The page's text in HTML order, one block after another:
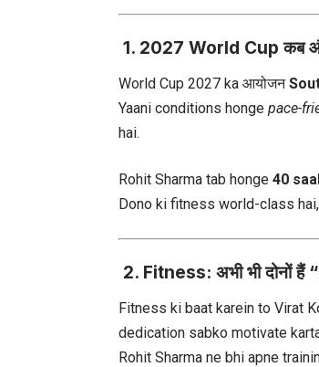
1. 2027 World Cup कब और
World Cup 2027 ka आयोजन
Yaani conditions honge pace-
hai.
Rohit Sharma tab honge 40
Dono ki fitness world-class
2. Fitness: अभी भी दोनों
Fitness ki baat karein to Virat
dedication sabko motivate
Rohit Sharma ne bhi apne